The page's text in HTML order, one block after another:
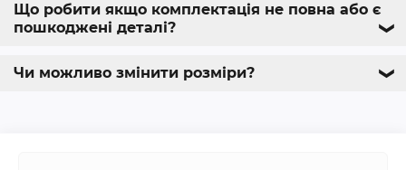
Що робити якщо комплектація не повна або є
пошкоджені деталі?
❯
Чи можливо змінити розміри? ❯